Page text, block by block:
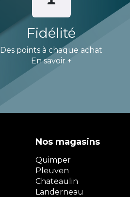
Fidélité
Des points à chaque achat
En savoir +
Nos magasins
Quimper
Pleuven
Chateaulin
Landerneau